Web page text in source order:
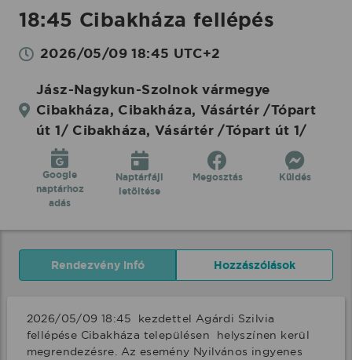
18:45 Cibakháza fellépés
2026/05/09 18:45 UTC+2
Jász-Nagykun-Szolnok vármegye
Cibakháza, Cibakháza, Vásártér /Tópart
út 1/ Cibakháza, Vásártér /Tópart út 1/
Google
naptárhoz
adás
Naptárfájl
letöltése
Megosztás Küldés
Rendezvény infó Hozzászólások
2026/05/09 18:45  kezdettel Agárdi Szilvia
fellépése Cibakháza településen  helyszínen kerül
megrendezésre. Az esemény Nyilvános ingyenes